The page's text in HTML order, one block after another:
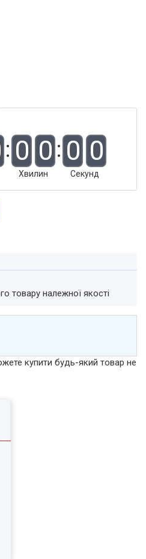
0 0
Хвилин
0 0
Секунд
товару належної якості
купити будь-який товар не